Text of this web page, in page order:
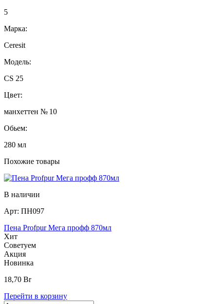
5
Марка:
Ceresit
Модель:
CS 25
Цвет:
манхеттен № 10
Обьем:
280 мл
Похожие товары
В наличии
Арт: ПН097
Пена Profpur Мега профф 870мл
Хит
Советуем
Акция
Новинка
18,70 Br
Перейти в корзину